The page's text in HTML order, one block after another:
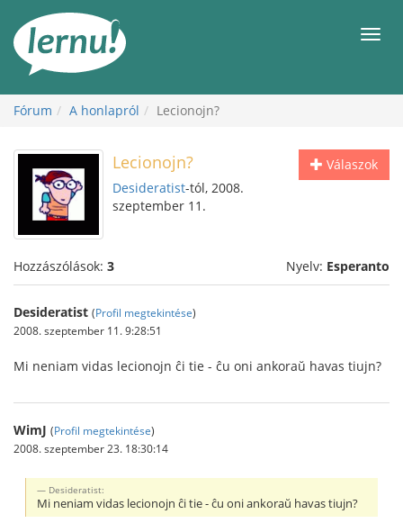
Fórum A honlapról Lecionojn?
Válaszok
Lecionojn?
Desideratist-tól, 2008.
szeptember 11.
Hozzászólások: 3 Nyelv: Esperanto
Desideratist (Profil megtekintése)
2008. szeptember 11. 9:28:51
Mi neniam vidas lecionojn ĉi tie - ĉu oni ankoraŭ havas tiujn?
WimJ (Profil megtekintése)
2008. szeptember 23. 18:30:14
Desideratist:
Mi neniam vidas lecionojn ĉi tie - ĉu oni ankoraŭ havas tiujn?